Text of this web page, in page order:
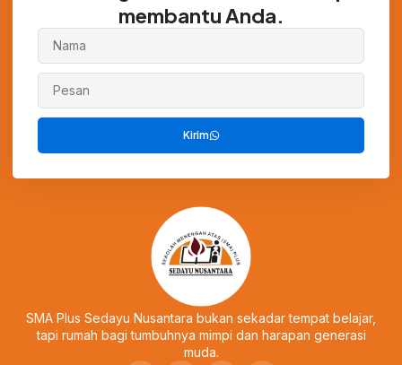
membantu Anda.
Kirim
SMA Plus Sedayu Nusantara bukan sekadar tempat belajar,
tapi rumah bagi tumbuhnya mimpi dan harapan generasi
muda.